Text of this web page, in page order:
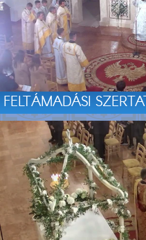
FELTÁMADÁSI